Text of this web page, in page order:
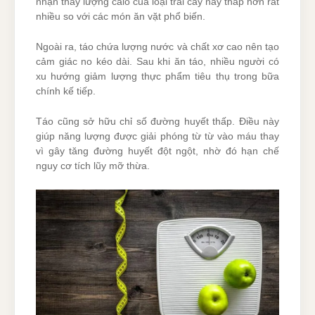
nhiều so với các món ăn vặt phổ biến.
Ngoài ra, táo chứa lượng nước và chất xơ cao nên tạo
cảm giác no kéo dài. Sau khi ăn táo, nhiều người có
xu hướng giảm lượng thực phẩm tiêu thụ trong bữa
chính kế tiếp.
Táo cũng sở hữu chỉ số đường huyết thấp. Điều này
giúp năng lượng được giải phóng từ từ vào máu thay
vì gây tăng đường huyết đột ngột, nhờ đó hạn chế
nguy cơ tích lũy mỡ thừa.